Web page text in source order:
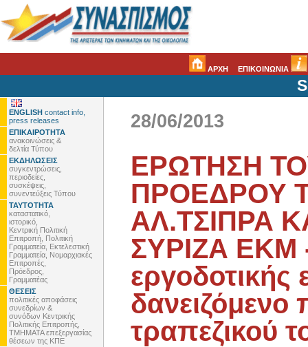
ΑΡΧΗ ΕΠΙΚΟΙΝΩΝΙΑ
ENGLISH contact info,
press releases
ΕΠΙΚΑΙΡΟΤΗΤΑ
ανακοινώσεις &
δελτία Τύπου
ΕΚΔΗΛΩΣΕΙΣ
συγκεντρώσεις,
περιοδείες,
συσκέψεις,
συνεντεύξεις Τύπου
ΤΑΥΤΟΤΗΤΑ
καταστατικό,
ιστορικό,
Κεντρική Πολιτική
Επιτροπή, Πολιτική
Γραμματεία, Εκτελεστική
Γραμματεία, Νομαρχιακές
Επιτροπές,
Πρόεδρος,
Γραμματέας
ΘΕΣΕΙΣ
πολιτικές αποφάσεις
συνεδρίων &
συνόδων Κεντρικής
Πολιτικής Επιτροπής,
ΤΜΗΜΑΤΑ επεξεργασίας
θέσεων της ΚΠΕ
28/06/2013
ΕΡΩΤΗΣΗ
ΠΡΟΕΔΡΟΥ
ΑΛ.ΤΣΙΠΡΑ
ΣΥΡΙΖΑ ΕΚΜ
εργοδοτικής
τραπεζικού